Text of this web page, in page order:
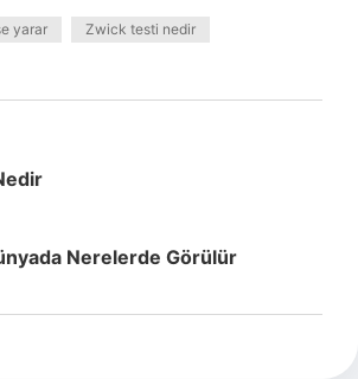
yarar Zwick testi nedir
Nerelerde Görülür